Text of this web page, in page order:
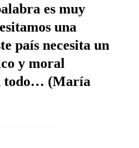
es muy
una
país necesita un
y moral
todo… (María